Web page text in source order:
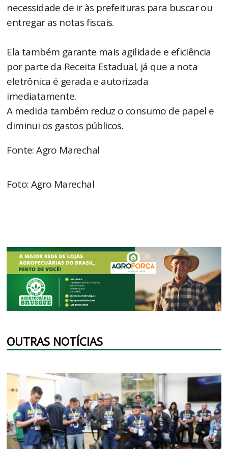
necessidade de ir às prefeituras para buscar ou
entregar as notas fiscais.
Ela também garante mais agilidade e eficiência
por parte da Receita Estadual, já que a nota
eletrônica é gerada e autorizada
imediatamente.
A medida também reduz o consumo de papel e
diminui os gastos públicos.
Fonte: Agro Marechal
Foto: Agro Marechal
OUTRAS NOTÍCIAS